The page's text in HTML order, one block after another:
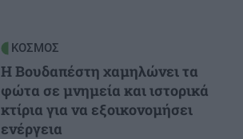
ΚΟΣΜΟΣ
Η Βουδαπέστη χαμηλώνει τα
φώτα σε μνημεία και ιστορικά
κτίρια για να εξοικονομήσει
ενέργεια